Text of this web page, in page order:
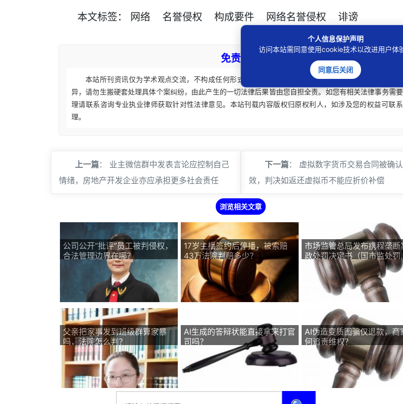
本文标签： 网络 名誉侵权 构成要件 网络名誉侵权 诽谤
免责声明
本站所刊资讯仅为学术观点交流，不构成任何形式法律意见建议。法律适用存在地域、时效、个案等
异，请勿生搬硬套处理具体个案纠纷，由此产生的一切法律后果皆由您自担全责。如您有相关法律事务需
理请联系咨询专业执业律师获取针对性法律意见。本站刊载内容版权归原权利人，如涉及您的权益可联
理。
上一篇： 业主微信群中发表言论应控制自己
情绪，房地产开发企业亦应承担更多社会责任
下一篇： 虚拟数字货币交易合同被确
效，判决如返还虚拟币不能应折价补偿
浏览相关文章
公司公开“批评”员工被判侵权，
合法管理边界在哪？
17岁主播签约后停播，被索赔
43万法院判赔多少？
市场监管总局发布携程垄断
政处罚决定书（国市监处罚
〔2026〕29号）
父亲把家事发到班级群算家暴
吗，法院怎么判？
AI生成的答辩状能直接拿来打官
司吗？
AI伪造变质图骗仅退款，商
何追责维权？
个人信息保护声明
访问本站需同意使用cookie技术以改进用户体
同意后关闭